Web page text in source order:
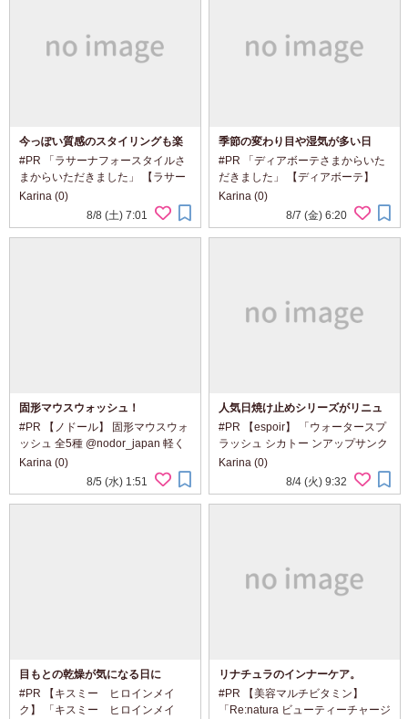
今っぽい質感のスタイリングも楽
しめる2つのヘアオイル
#PR 「ラサーナフォースタイルさ
まからいただきました」 【ラサー
ナ フォースタイル】 「グロスキュ
ア オイルスプレー」 「リンクリペ
アオイル ピュレ」
Karina (0)
8/8 (土) 7:01
季節の変わり目や湿気が多い日
に。
#PR 「ディアボーテさまからいた
だきました」 【ディアボーテ】
「オイルインシャンプー／コンデ
ィショナー(リッチ＆リペア)」
@dearbeautehimawari_kracie 髪
Karina (0)
8/7 (金) 6:20
固形マウスウォッシュ！
#PR 【ノドール】 固形マウスウォ
ッシュ 全5種 @nodor_japan 軽く
て、持ち運びに便利な固形マウス
ウォッシュ。 外出先でも手軽に使
える、 新感覚のオーラルケアアイ
Karina (0)
8/5 (水) 1:51
人気日焼け止めシリーズがリニュ
ーアル
#PR 【espoir】 「ウォータースプ
ラッシュ シカトー ンアップサンク
リーム」 「日焼け止めクリーム4
種」 ・ウォータースプラッシュ セ
ラミド ・ウォータースプラッシュ
Karina (0)
8/4 (火) 9:32
目もとの乾燥が気になる日に
#PR 【キスミー ヒロインメイ
ク】 「キスミー ヒロインメイ
リナチュラのインナーケア。
#PR 【美容マルチビタミン】
「Re:natura ビューティーチャージ